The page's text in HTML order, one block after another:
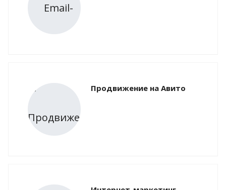
Продвижение на Авито